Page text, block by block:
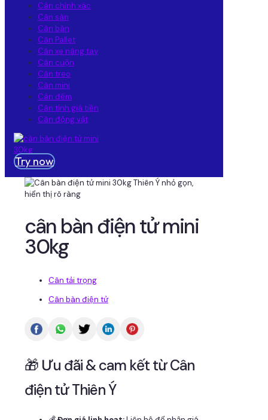
Cân chính xác
Cân sàn
Cân bàn
Cân Pallet
Cân xe nâng tay
Cân cuộn
Cân treo
Cân mini
Cân đếm
Cân tính giá tiền
Cân động vật
Try now
cân bàn điện tử mini
30kg
Cân tải trọng
Cân bàn điện tử
🎁 Ưu đãi & cam kết từ Cân
điện tử Thiên Ý